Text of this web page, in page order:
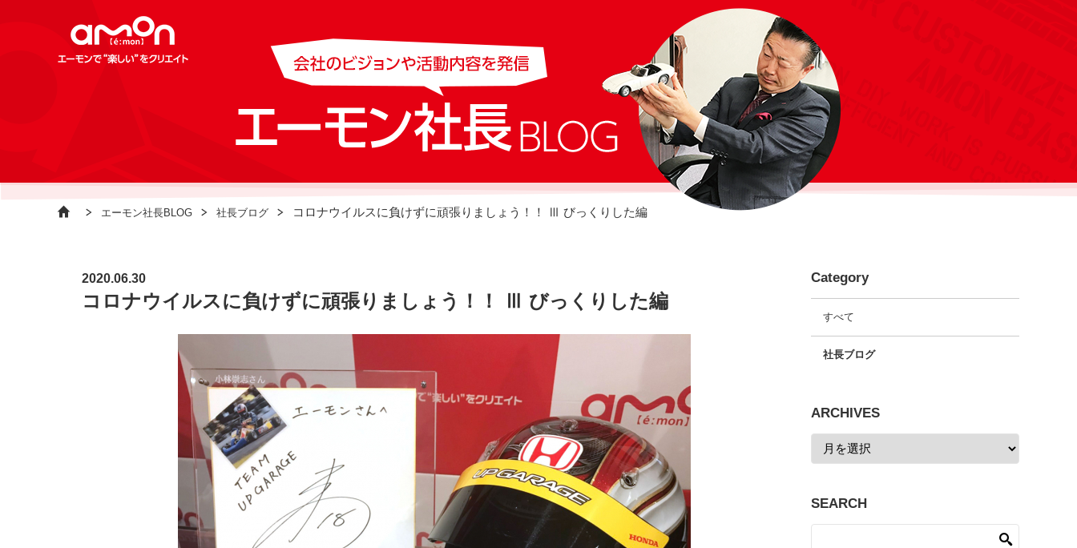
エーモン社長BLOG 社長ブログ コロナウイルスに負けずに頑張りましょう！！ Ⅲ びっくりした編
2020.06.30
コロナウイルスに負けずに頑張りましょう！！ Ⅲ びっくりした編
Category
すべて
社長ブログ
ARCHIVES
SEARCH